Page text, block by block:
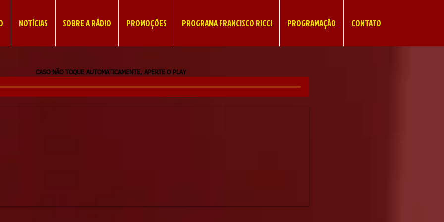
NOTÍCIAS SOBRE A RÁDIO PROMOÇÕES PROGRAMA FRANCISCO RICCI PROGRAMAÇÃO CONTATO
CASO NÃO TOQUE AUTOMATICAMENTE, APERTE O PLAY